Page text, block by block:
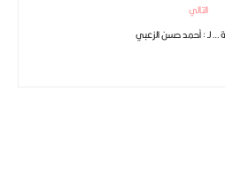
التالي
… لـ : أحمد حسن الزعبي